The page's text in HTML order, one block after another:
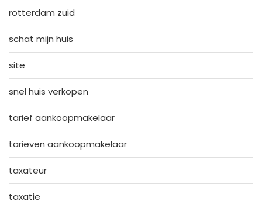
rotterdam zuid
schat mijn huis
site
snel huis verkopen
tarief aankoopmakelaar
tarieven aankoopmakelaar
taxateur
taxatie